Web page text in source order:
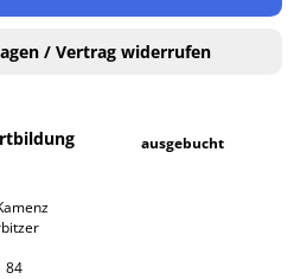
/ Vertrag widerrufen
84
ausgebucht